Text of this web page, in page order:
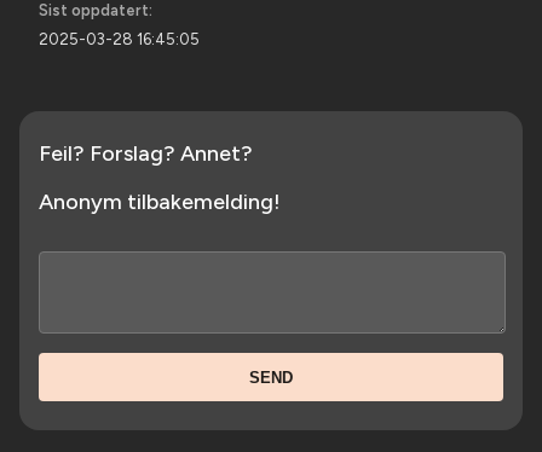
Sist oppdatert:
2025-03-28 16:45:05
Feil? Forslag? Annet?
Anonym tilbakemelding!
SEND